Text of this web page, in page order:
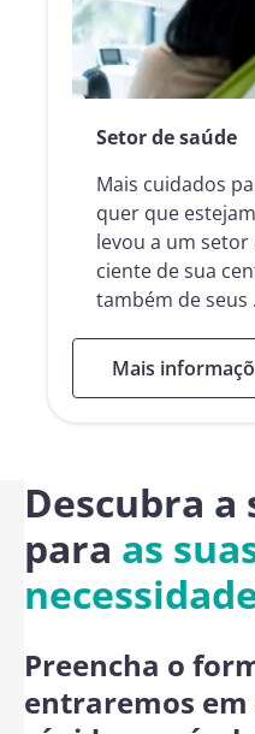
Setor de saúde
Mais cuidados
quer que
levou a um setor
ciente de sua
também de seus
Mais : Setor de saúde
Descubra a
para as
Preencha o
entraremos